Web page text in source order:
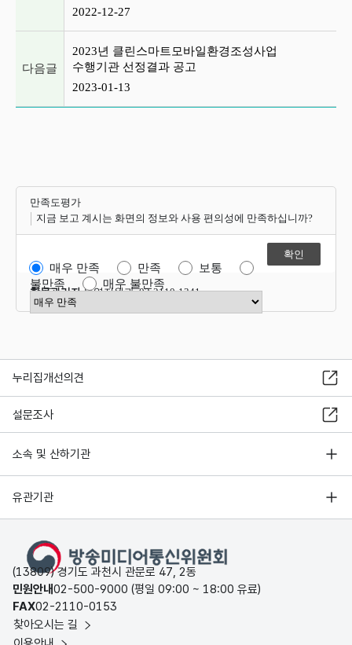
2022-12-27
다음글
2023년 클린스마트모바일환경조성사업
수행기관 선정결과 공고
2023-01-13
만족도평가
지금 보고 계시는 화면의 정보와 사용 편의성에 만족하십니까?
매우 만족 만족
보통
불만족
매우 불만족
만족도 점수 선택
항목관리자운영지원과 02-2110-1341
누리집개선의견
설문조사
소속 및 산하기관
유관기관
(13809) 경기도 과천시 관문로 47, 2동
민원안내02-500-9000 (평일 09:00 ~ 18:00 유료)
FAX02-2110-0153
찾아오시는 길